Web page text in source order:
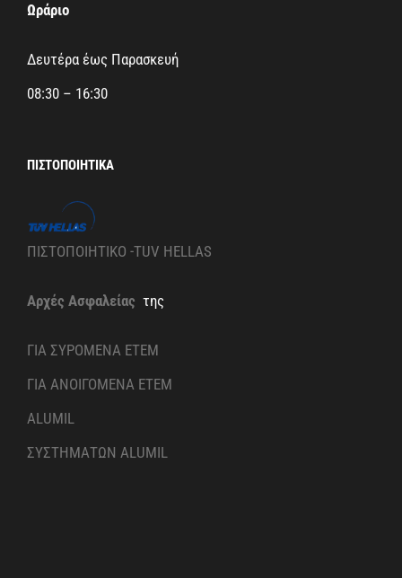
Ωράριο
Δευτέρα έως Παρασκευή
08:30 – 16:30
ΠΙΣΤΟΠΟΙΗΤΙΚΆ
ΠΙΣΤΟΠΟΙΗΤΙΚΟ -TUV HELLAS
Αρχές Ασφαλείας της
ΓΙΑ ΣΥΡΟΜΕΝΑ ETEM
ΓΙΑ ΑΝΟΙΓΟΜΕΝΑ ETEM
ALUMIL
ΣΥΣΤΗΜΑΤΩΝ ALUMIL